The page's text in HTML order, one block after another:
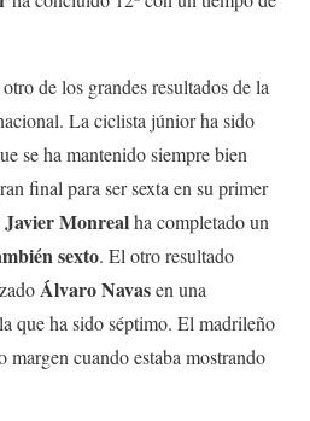
de los grandes resultados de la
La ciclista júnior ha sido
se ha mantenido siempre bien
final para ser sexta en su primer
Javier Monrealha completado un
sexto. El otro resultado
Álvaro Navasen una
que ha sido séptimo. El madrileño
margen cuando estaba mostrando